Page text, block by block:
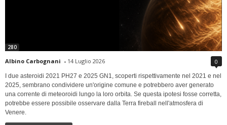
280
Albino Carbognani - 14 Luglio 2026 0
I due asteroidi 2021 PH27 e 2025 GN1, scoperti rispettivamente nel 2021 e nel
2025, sembrano condividere un'origine comune e potrebbero aver generato
una corrente di meteoroidi lungo la loro orbita. Se questa ipotesi fosse corretta,
potrebbe essere possibile osservare dalla Terra fireball nell'atmosfera di
Venere.